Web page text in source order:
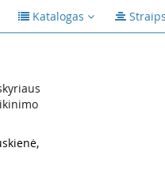
Katalogas